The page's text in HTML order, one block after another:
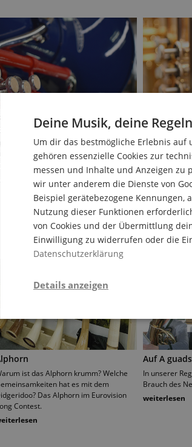
aus
Kosten, leichtes Gewicht,
und überzeugender
Ratgeber mit FAQ und Pflegetipps!
Reinigung
Pflege und
weiterlesen
ist das Alphorn krumm? Welche
hat es mit dem
Das Alphorn im Eurovision
Contest.
Auf A
In unserer
Brauch des
weiterlesen
Deine Musik, deine
Um dir das bestmögliche Erlebnis auf
gehören essenzielle Cookies zur
messen und Inhalte und Anzeigen zu
wir unter anderem die Dienste von
Beispiel gerätebezogene
Nutzung dieser Funktionen
von Cookies und der Übermittlung
Einwilligung zu widerrufen oder die
Datenschutzerklärung
Details anzeigen
Statistik